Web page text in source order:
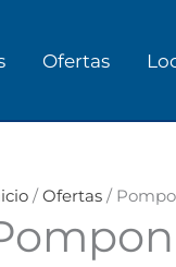
Ofertas
/Ofertas /
original
era:
S/ 96.00.
actual
es:
S/ 19.90.